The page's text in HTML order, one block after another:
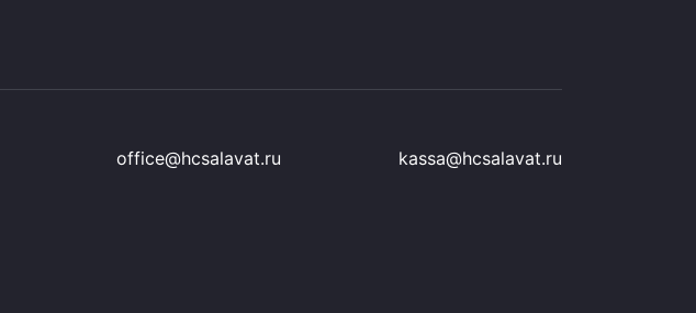
office@hcsalavat.ru kassa@hcsalavat.ru